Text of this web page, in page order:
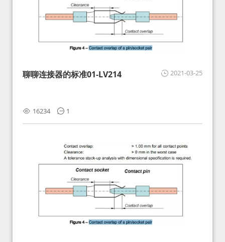
2021-03-25
聊聊连接器的标准01-LV214
16234 1